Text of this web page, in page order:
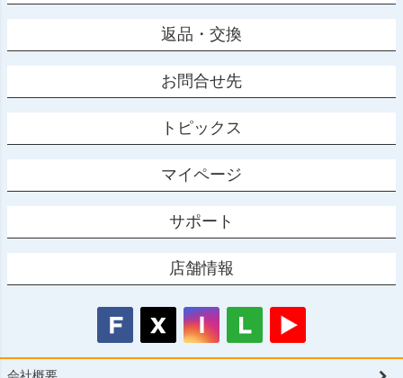
返品・交換
お問合せ先
トピックス
マイページ
サポート
店舗情報